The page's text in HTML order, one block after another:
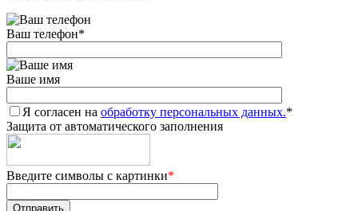
Ваш телефон*
Ваше имя
Я согласен на обработку персональных данных.*
Защита от автоматического заполнения
Введите символы с картинки*